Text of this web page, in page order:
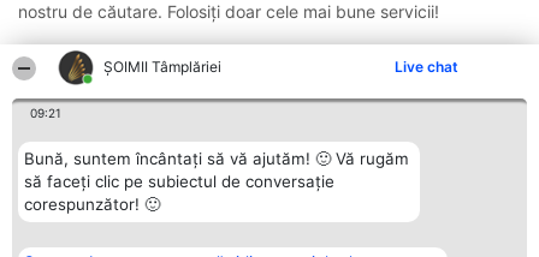
ȘOIMII Tâmplăriei Live chat
09:21
Bună, suntem încântați să vă ajutăm! 🙂 Vă rugăm
să faceți clic pe subiectul de conversație
corespunzător! 🙂
nostru de căutare. Folosiți doar cele mai bune servicii!